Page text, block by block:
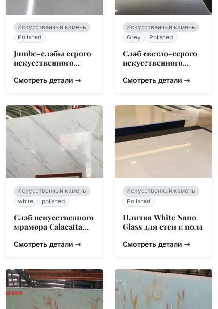
Искусственный камень
Polished
Jumbo-слэбы серого
искусственного
Смотреть детали
Искусственный камень
Grey
Polished
Слэб светло-серого
искусственного
Смотреть детали
Искусственный камень
white
polished
Слэб искусственного
мрамора Calacatta
Смотреть детали
Искусственный камень
Polished
Плитка White Nano
Glass для стен и пола
Смотреть детали